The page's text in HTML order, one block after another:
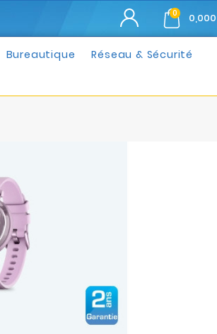
0
Bureautique Réseau & Sécurité